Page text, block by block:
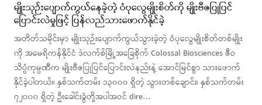
မျိုးသုဉ်းပျောက်ကွယ်နေခဲ့တဲ့ ဝံပုလွေမျိုးစိတ်ကို မျိုးဗီဇပြုပြင်
ပြောင်းလဲမှုဖြင့် ပြန်လည်သားဖောက်နိုင်ခဲ့
အတိတ်သမိုင်းမှာ မျိုးသုဉ်းပျောက်ကွယ်သွားခဲ့တဲ့ ဝံပုလွေမျိုးစိတ်တစ်မျိုး
ကို အမေရိကန်နိုင်ငံ ဒဲလက်စ်မြို့အခြေစိုက် Colossal Biosciences ဇီဝ
သိပ္ပံကုမ္ပဏီက မျိုးဗီဇပြုပြင်ပြောင်းလဲနည်းနဲ့ အောင်မြင်စွာ သားဖောက်
နိုင်ခဲ့ပါတယ်။ နှစ်သက်တမ်း ၁၃၀၀၀ ရှိတဲ့ သွားတစ်ချောင်း၊ နှစ်သက်တမ်း
၇၂၀၀၀ ရှိတဲ့ ဦးခေါင်းခွံတို့အပါအဝင် dire…